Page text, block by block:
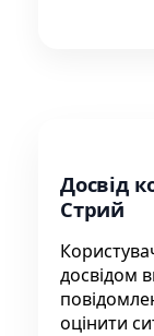
Досвід
Стрий
досвідом
оцінити